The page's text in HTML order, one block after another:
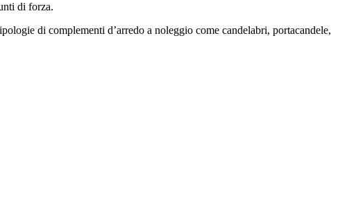
di forza.
di complementi d’arredo a noleggio come candelabri, portacandele,